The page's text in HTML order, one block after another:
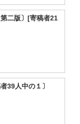
二版〕[寄稿者21
39人中の１〕